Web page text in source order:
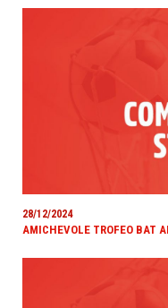
28/12/2024
AMICHEVOLE TROFEO BAT